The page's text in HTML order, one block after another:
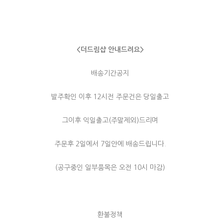
<더드림샵 안내드려요>
배송기간공지
발주확인 이후 12시전 주문건은 당일출고
그이후 익일출고(주말제외)드리며
주문후 2일에서 7일안에 배송드립니다.
(공구중인 일부품목은 오전 10시 마감)
환불정책